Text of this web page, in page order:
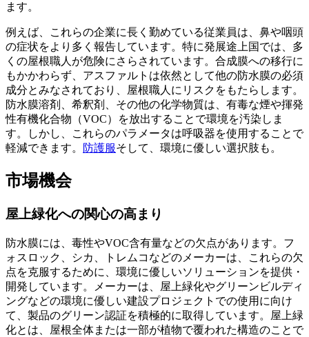
ます。
例えば、これらの企業に長く勤めている従業員は、鼻や咽頭
の症状をより多く報告しています。特に発展途上国では、多
くの屋根職人が危険にさらされています。合成膜への移行に
もかかわらず、アスファルトは依然として他の防水膜の必須
成分とみなされており、屋根職人にリスクをもたらします。
防水膜溶剤、希釈剤、その他の化学物質は、有毒な煙や揮発
性有機化合物（VOC）を放出することで環境を汚染しま
す。しかし、これらのパラメータは呼吸器を使用することで
軽減できます。
防護服そして、環境に優しい選択肢も。
市場機会
屋上緑化への関心の高まり
防水膜には、毒性やVOC含有量などの欠点があります。フ
ォスロック、シカ、トレムコなどのメーカーは、これらの欠
点を克服するために、環境に優しいソリューションを提供・
開発しています。メーカーは、屋上緑化やグリーンビルディ
ングなどの環境に優しい建設プロジェクトでの使用に向け
て、製品のグリーン認証を積極的に取得しています。屋上緑
化とは、屋根全体または一部が植物で覆われた構造のことで